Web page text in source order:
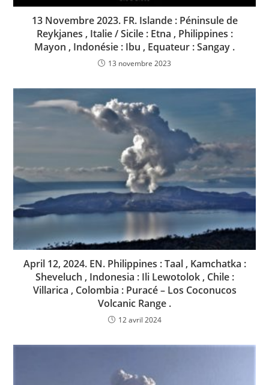
13 Novembre 2023. FR. Islande : Péninsule de
Reykjanes , Italie / Sicile : Etna , Philippines :
Mayon , Indonésie : Ibu , Equateur : Sangay .
13 novembre 2023
April 12, 2024. EN. Philippines : Taal , Kamchatka :
Sheveluch , Indonesia : Ili Lewotolok , Chile :
Villarica , Colombia : Puracé – Los Coconucos
Volcanic Range .
12 avril 2024